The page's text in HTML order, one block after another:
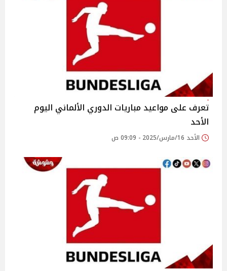
تعرف على مواعيد مباريات الدوري الألماني اليوم
الأحد
الأحد 16/مارس/2025 - 09:09 ص